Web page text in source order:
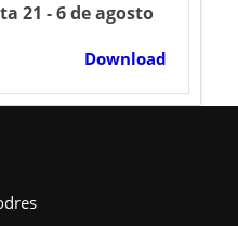
21 - 6 de agosto
Download